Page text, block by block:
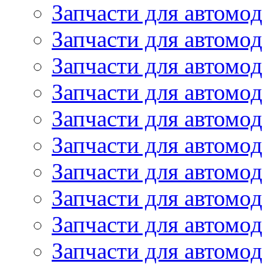
Запчасти для
Запчасти для
Запчасти для
Запчасти для
Запчасти для
Запчасти для
Запчасти для
Запчасти для
Запчасти для
Запчасти для